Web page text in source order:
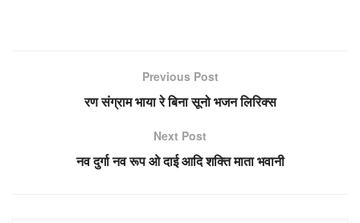
Previous Post
रण संग्राम भाया रे बिना सूनो भजन लिरिक्स
Next Post
नव दुर्गा नव रूप ओ दाई आदि शक्ति माता भवानी